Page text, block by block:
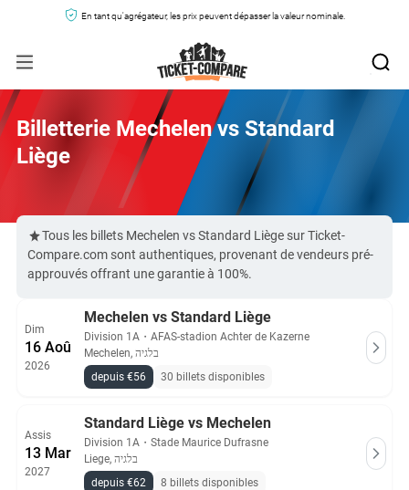
En tant qu'agrégateur, les prix peuvent dépasser la valeur nominale.
Billetterie Mechelen vs Standard
Liège
Tous les billets Mechelen vs Standard Liège sur Ticket-
Compare.com sont authentiques, provenant de vendeurs pré-
approuvés offrant une garantie à 100%.
Dim
16 Aoû
2026
Mechelen vs Standard Liège
Division 1A ・ AFAS-stadion Achter de Kazerne
Mechelen, בלגיה
depuis €56
30 billets disponibles
Assis
13 Mar
2027
Standard Liège vs Mechelen
Division 1A ・ Stade Maurice Dufrasne
Liege, בלגיה
depuis €62
8 billets disponibles